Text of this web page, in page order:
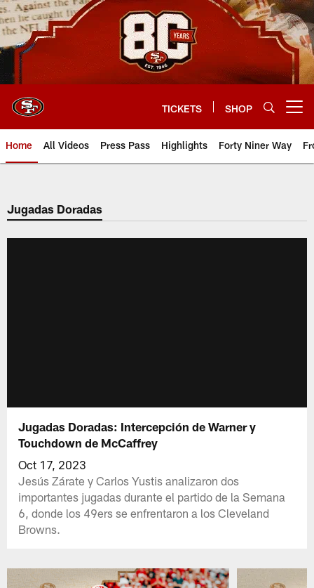
Skip
to
main
content
TICKETS SHOP
Home All Videos Press Pass Highlights Forty Niner Way
Jugadas Doradas
Jugadas Doradas: Intercepción de Warner y
Touchdown de McCaffrey
Oct 17, 2023
Jesús Zárate y Carlos Yustis analizaron dos
importantes jugadas durante el partido de la Semana
6, donde los 49ers se enfrentaron a los Cleveland
Browns.